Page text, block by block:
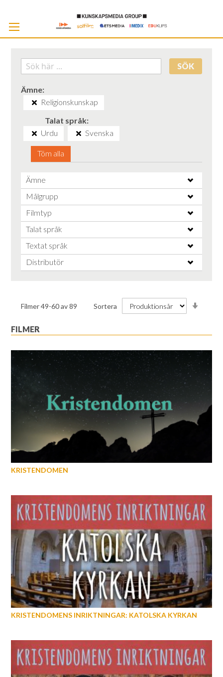
SÖK
Ämne
Religionskunskap
Talat språk
Urdu
Svenska
Töm alla
Ämne
Målgrupp
Filmtyp
Talat språk
Textat språk
Distributör
Filmer49-60av89 Sortera
FILMER
KRISTENDOMEN
KRISTENDOMENS INRIKTNINGAR: KATOLSKA KYRKAN